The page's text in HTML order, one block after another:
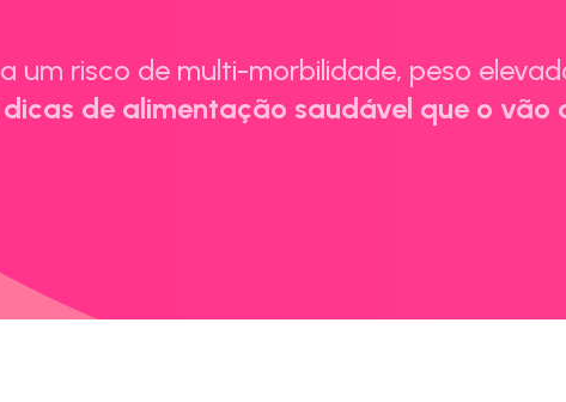
um risco de multi-morbilidade, peso
de alimentação saudável que o